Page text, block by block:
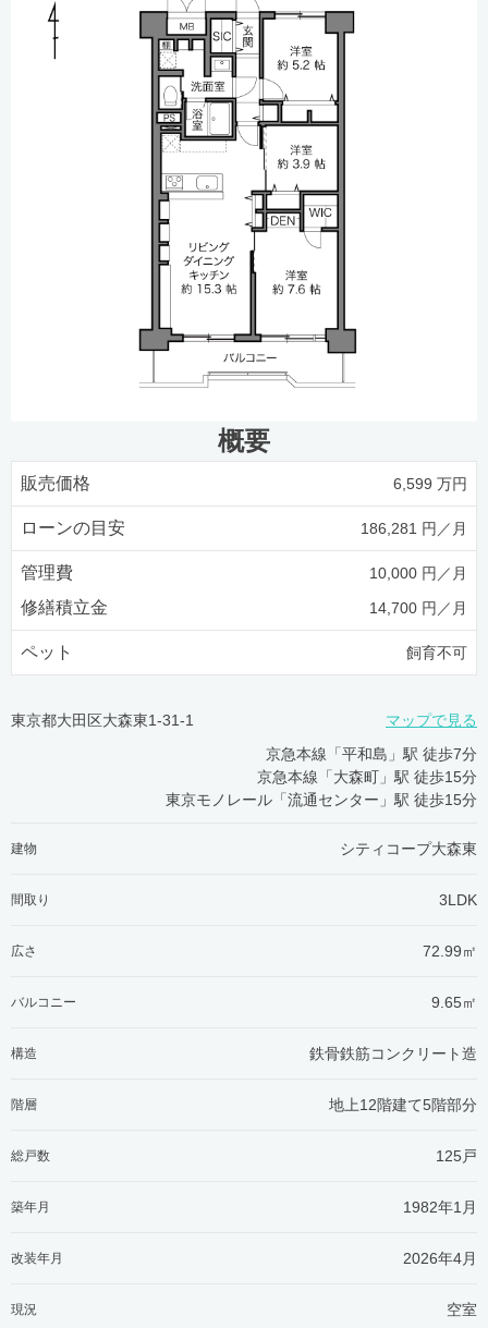
概要
販売価格 6,599 万円
ローンの目安 186,281 円／月
管理費 10,000 円／月
修繕積立金 14,700 円／月
ペット 飼育不可
東京都大田区大森東1-31-1
マップで見る
京急本線「平和島」駅 徒歩7分
京急本線「大森町」駅 徒歩15分
東京モノレール「流通センター」駅 徒歩15分
建物 シティコープ大森東
間取り 3LDK
広さ 72.99㎡
バルコニー 9.65㎡
構造 鉄骨鉄筋コンクリート造
階層 地上12階建て5階部分
総戸数 125戸
築年月 1982年1月
改装年月 2026年4月
現況 空室